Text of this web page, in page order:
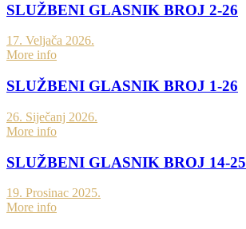
SLUŽBENI GLASNIK BROJ 2-26
17. Veljača 2026.
More info
SLUŽBENI GLASNIK BROJ 1-26
26. Siječanj 2026.
More info
SLUŽBENI GLASNIK BROJ 14-25
19. Prosinac 2025.
More info